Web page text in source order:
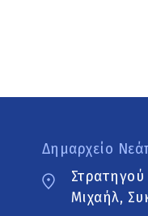
Δημαρχείο
Μιχαήλ,